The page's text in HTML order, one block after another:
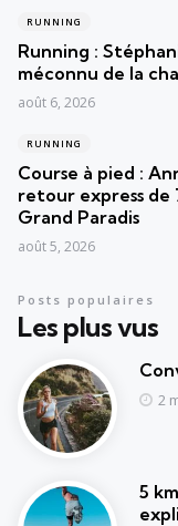
RUNNING
Running :
méconnu de la
août 6, 2026
RUNNING
Course à pied :
retour express de
Grand Paradis
août 5, 2026
Les plus vus
Posts populaires
2
5